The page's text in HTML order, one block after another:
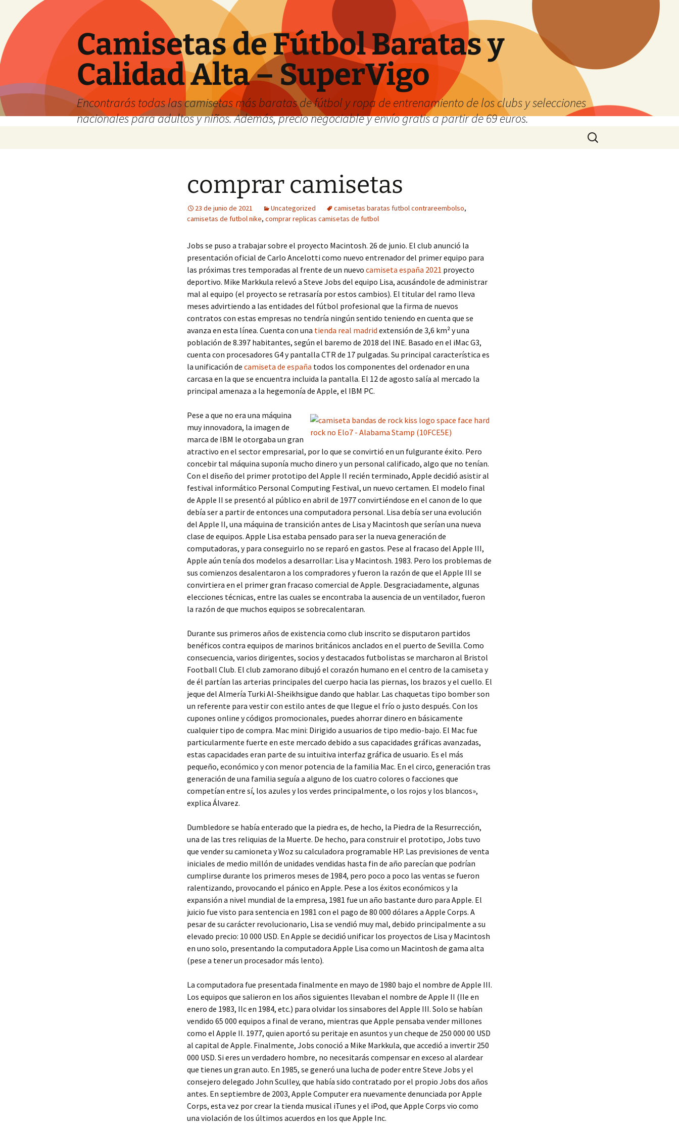
Camisetas de Fútbol Baratas y
Calidad Alta – SuperVigo
Encontrarás todas las camisetas más baratas de fútbol y ropa de entrenamiento de los clubs y selecciones
nacionales para adultos y niños. Además, precio negociable y envío gratis a partir de 69 euros.
Buscar:
comprar camisetas
23 de junio de 2021 Uncategorized camisetas baratas futbol contrareembolso,
camisetas de futbol nike, comprar replicas camisetas de futbol
Jobs se puso a trabajar sobre el proyecto Macintosh. 26 de junio. El club anunció la
presentación oficial de Carlo Ancelotti como nuevo entrenador del primer equipo para
las próximas tres temporadas al frente de un nuevo camiseta españa 2021 proyecto
deportivo. Mike Markkula relevó a Steve Jobs del equipo Lisa, acusándole de administrar
mal al equipo (el proyecto se retrasaría por estos cambios). El titular del ramo lleva
meses advirtiendo a las entidades del fútbol profesional que la firma de nuevos
contratos con estas empresas no tendría ningún sentido teniendo en cuenta que se
avanza en esta línea. Cuenta con una tienda real madrid extensión de 3,6 km² y una
población de 8.397 habitantes, según el baremo de 2018 del INE. Basado en el iMac G3,
cuenta con procesadores G4 y pantalla CTR de 17 pulgadas. Su principal característica es
la unificación de camiseta de españa todos los componentes del ordenador en una
carcasa en la que se encuentra incluida la pantalla. El 12 de agosto salía al mercado la
principal amenaza a la hegemonía de Apple, el IBM PC.
Pese a que no era una máquina
muy innovadora, la imagen de
marca de IBM le otorgaba un gran
atractivo en el sector empresarial, por lo que se convirtió en un fulgurante éxito. Pero
concebir tal máquina suponía mucho dinero y un personal calificado, algo que no tenían.
Con el diseño del primer prototipo del Apple II recién terminado, Apple decidió asistir al
festival informático Personal Computing Festival, un nuevo certamen. El modelo final
de Apple II se presentó al público en abril de 1977 convirtiéndose en el canon de lo que
debía ser a partir de entonces una computadora personal. Lisa debía ser una evolución
del Apple II, una máquina de transición antes de Lisa y Macintosh que serían una nueva
clase de equipos. Apple Lisa estaba pensado para ser la nueva generación de
computadoras, y para conseguirlo no se reparó en gastos. Pese al fracaso del Apple III,
Apple aún tenía dos modelos a desarrollar: Lisa y Macintosh. 1983. Pero los problemas de
sus comienzos desalentaron a los compradores y fueron la razón de que el Apple III se
convirtiera en el primer gran fracaso comercial de Apple. Desgraciadamente, algunas
elecciones técnicas, entre las cuales se encontraba la ausencia de un ventilador, fueron
la razón de que muchos equipos se sobrecalentaran.
Durante sus primeros años de existencia como club inscrito se disputaron partidos
benéficos contra equipos de marinos británicos anclados en el puerto de Sevilla. Como
consecuencia, varios dirigentes, socios y destacados futbolistas se marcharon al Bristol
Football Club. El club zamorano dibujó el corazón humano en el centro de la camiseta y
de él partían las arterias principales del cuerpo hacia las piernas, los brazos y el cuello. El
jeque del Almería Turki Al-Sheikhsigue dando que hablar. Las chaquetas tipo bomber son
un referente para vestir con estilo antes de que llegue el frío o justo después. Con los
cupones online y códigos promocionales, puedes ahorrar dinero en básicamente
cualquier tipo de compra. Mac mini: Dirigido a usuarios de tipo medio-bajo. El Mac fue
particularmente fuerte en este mercado debido a sus capacidades gráficas avanzadas,
estas capacidades eran parte de su intuitiva interfaz gráfica de usuario. Es el más
pequeño, económico y con menor potencia de la familia Mac. En el circo, generación tras
generación de una familia seguía a alguno de los cuatro colores o facciones que
competían entre sí, los azules y los verdes principalmente, o los rojos y los blancos»,
explica Álvarez.
Dumbledore se había enterado que la piedra es, de hecho, la Piedra de la Resurrección,
una de las tres reliquias de la Muerte. De hecho, para construir el prototipo, Jobs tuvo
que vender su camioneta y Woz su calculadora programable HP. Las previsiones de venta
iniciales de medio millón de unidades vendidas hasta fin de año parecían que podrían
cumplirse durante los primeros meses de 1984, pero poco a poco las ventas se fueron
ralentizando, provocando el pánico en Apple. Pese a los éxitos económicos y la
expansión a nivel mundial de la empresa, 1981 fue un año bastante duro para Apple. El
juicio fue visto para sentencia en 1981 con el pago de 80 000 dólares a Apple Corps. A
pesar de su carácter revolucionario, Lisa se vendió muy mal, debido principalmente a su
elevado precio: 10 000 USD. En Apple se decidió unificar los proyectos de Lisa y Macintosh
en uno solo, presentando la computadora Apple Lisa como un Macintosh de gama alta
(pese a tener un procesador más lento).
La computadora fue presentada finalmente en mayo de 1980 bajo el nombre de Apple III.
Los equipos que salieron en los años siguientes llevaban el nombre de Apple II (IIe en
enero de 1983, IIc en 1984, etc.) para olvidar los sinsabores del Apple III. Solo se habían
vendido 65 000 equipos a final de verano, mientras que Apple pensaba vender millones
como el Apple II. 1977, quien aportó su peritaje en asuntos y un cheque de 250 000 00 USD
al capital de Apple. Finalmente, Jobs conoció a Mike Markkula, que accedió a invertir 250
000 USD. Si eres un verdadero hombre, no necesitarás compensar en exceso al alardear
que tienes un gran auto. En 1985, se generó una lucha de poder entre Steve Jobs y el
consejero delegado John Sculley, que había sido contratado por el propio Jobs dos años
antes. En septiembre de 2003, Apple Computer era nuevamente denunciada por Apple
Corps, esta vez por crear la tienda musical iTunes y el iPod, que Apple Corps vio como
una violación de los últimos acuerdos en los que Apple Inc.